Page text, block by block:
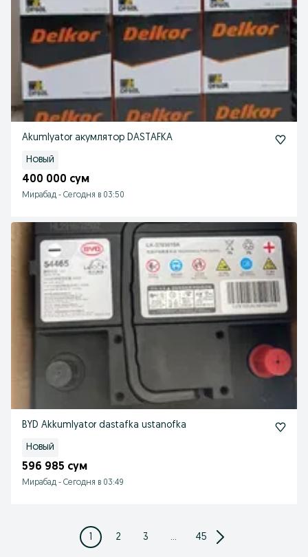
Akumlyator акумлятор DASTAFKA
Новый
400 000 сум
Мирабад - Сегодня в 03:50
BYD Akkumlyator dastafka ustanofka
Новый
596 985 сум
Мирабад - Сегодня в 03:49
1 2 3 ... 45